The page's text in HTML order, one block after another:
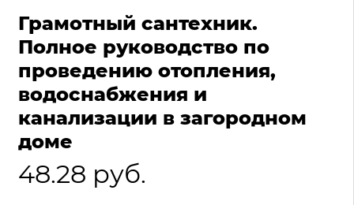
Грамотный сантехник.
Полное руководство по
проведению отопления,
водоснабжения и
канализации в загородном
доме
48.28 руб.